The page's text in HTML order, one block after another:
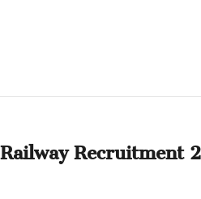
Recruitment